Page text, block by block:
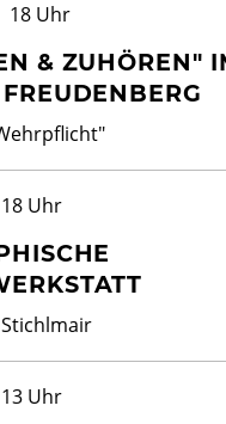
18 Uhr
& ZUHÖREN"
18 Uhr
13 Uhr